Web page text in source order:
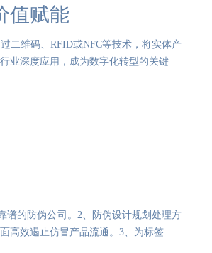
值赋能
二维码、RFID或NFC等技术，将实体产
业深度应用，成为数字化转型的关键
谱的防伪公司。2、防伪设计规划处理方
高效遏止仿冒产品流通。3、为标签